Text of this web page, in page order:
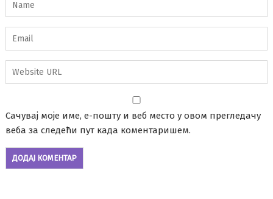
Сачувај моје име, е-пошту и веб место у овом прегледачу
веба за следећи пут када коментаришем.